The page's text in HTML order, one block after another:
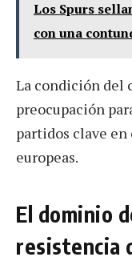
Los Spurs
con una
La condición del
preocupación
partidos clave
europeas.
El dominio
resistencia